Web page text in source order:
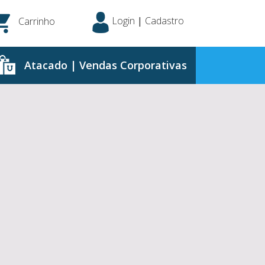
Carrinho Login | Cadastro
Atacado | Vendas Corporativas